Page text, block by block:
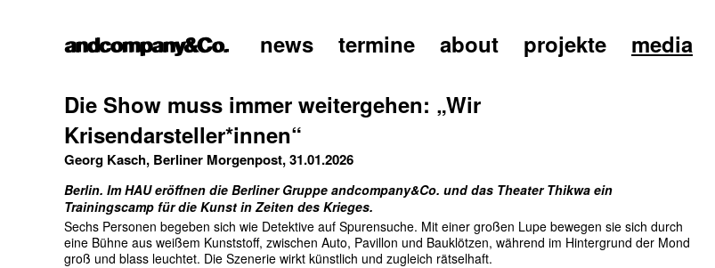
home news termine about projekte media
Die Show muss immer weitergehen: „Wir
Krisendarsteller*innen“
Georg Kasch, Berliner Morgenpost, 31.01.2026
Berlin. Im HAU eröffnen die Berliner Gruppe andcompany&Co. und das Theater Thikwa ein
Trainingscamp für die Kunst in Zeiten des Krieges.
Sechs Personen begeben sich wie Detektive auf Spurensuche. Mit einer großen Lupe bewegen sie sich durch
eine Bühne aus weißem Kunststoff, zwischen Auto, Pavillon und Bauklötzen, während im Hintergrund der Mond
groß und blass leuchtet. Die Szenerie wirkt künstlich und zugleich rätselhaft.